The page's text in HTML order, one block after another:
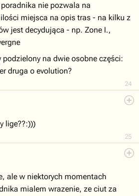
24
nie pozwala na
miejsca na opis tras - na kilku z
jest decydująca - np. Zone I.,
podzielony na dwie osobne części:
druga o evolution?
25
lige??:)))
ale w niektorych momentach
mialem wrazenie, ze ciut za